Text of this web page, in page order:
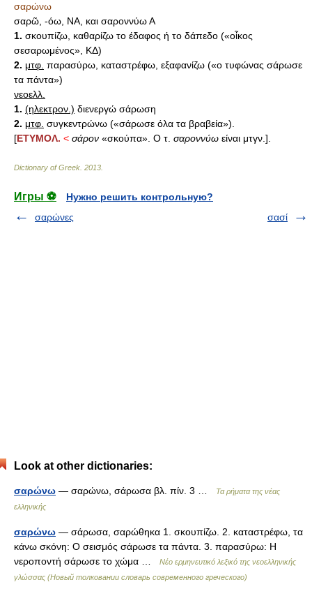
σαρώνω
σαρῶ, -όω, ΝΑ, και σαροννύω Α
1. σκουπίζω, καθαρίζω το έδαφος ή το δάπεδο («οἶκος
σεσαρωμένος», ΚΔ)
2. μτφ. παρασύρω, καταστρέφω, εξαφανίζω («ο τυφώνας σάρωσε
τα πάντα»)
νεοελλ.
1. (ηλεκτρον.) διενεργώ σάρωση
2. μτφ. συγκεντρώνω («σάρωσε όλα τα βραβεία»).
[ΕΤΥΜΟΛ. < σάρον «σκούπα». Ο τ. σαροννύω είναι μτγν.].
Dictionary of Greek 2013
Игры ⚽
Нужно решить контрольную?
σαρώνες
σασί
Look at other dictionaries:
σαρώνω — σαρώνω, σάρωσα βλ. πίν. 3 …
Τα ρήματα της νέας
ελληνικής
σαρώνω — σάρωσα, σαρώθηκα 1. σκουπίζω. 2. καταστρέφω, τα
κάνω σκόνη: Ο σεισμός σάρωσε τα πάντα. 3. παρασύρω: Η
νεροποντή σάρωσε το χώμα …
Νέο ερμηνευτικό λεξικό της νεοελληνικής
γλώσσας (Новый толковании словарь современного греческого)